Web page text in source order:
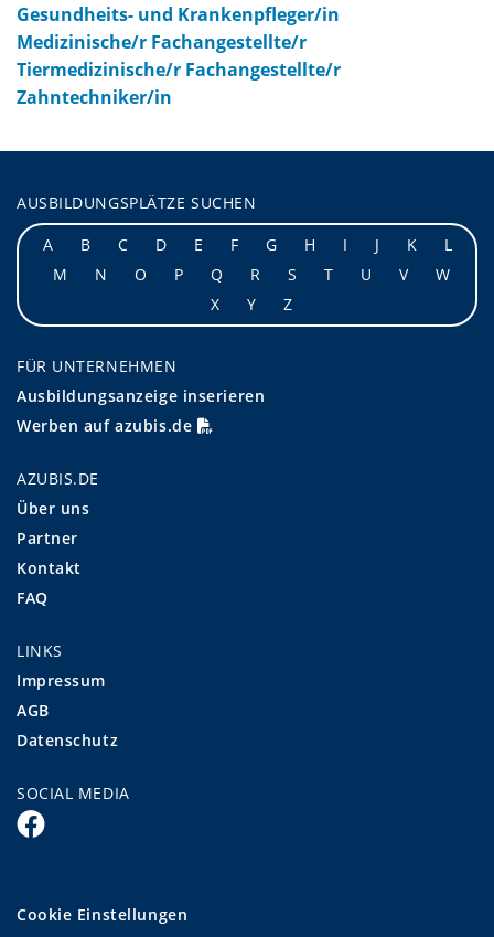
Gesundheits- und Krankenpfleger/in
Medizinische/r Fachangestellte/r
Tiermedizinische/r Fachangestellte/r
Zahntechniker/in
AUSBILDUNGSPLÄTZE SUCHEN
A
B C D E F G H I J K
L
M
N O P Q R S T U V
W
X
Y Z
FÜR UNTERNEHMEN
Ausbildungsanzeige inserieren
Werben auf azubis.de
AZUBIS.DE
Über uns
Partner
Kontakt
FAQ
LINKS
Impressum
AGB
Datenschutz
SOCIAL MEDIA
Cookie Einstellungen